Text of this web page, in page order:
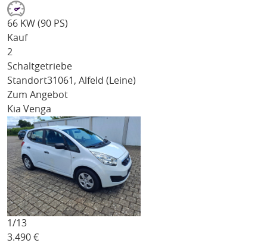
66 KW (90 PS)
Kauf
2
Schaltgetriebe
Standort31061, Alfeld (Leine)
Zum Angebot
Kia Venga
1/13
3.490 €